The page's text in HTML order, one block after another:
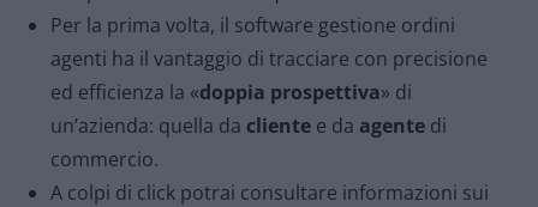
Per la prima volta, il software gestione ordini
agenti ha il vantaggio di tracciare con precisione
ed efficienza la «doppia prospettiva» di
un’azienda: quella da cliente e da agente di
commercio.
A colpi di click potrai consultare informazioni sui